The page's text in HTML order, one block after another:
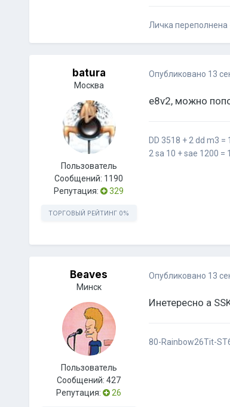
Личка
batura
Москва
Пользователь
Сообщений: 1190
Репутация:
329
ТОРГОВЫЙ РЕЙТИНГ 0%
Опубликовано 13
e8v2, можно
DD 3518 + 2 dd m3 =
2 sa 10 + sae 1200 =
Beaves
Минск
Пользователь
Сообщений:427
Репутация:
26
Опубликовано 13
Инетересно а
80-Rainbow26Tit-